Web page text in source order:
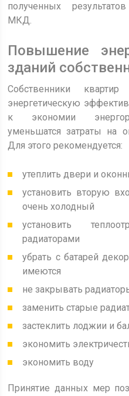
полученных
МКД.
Повышение
зданий
Собственники
энергетическую
к экономии
уменьшатся затраты на
Для этого рекомендуется:
утеплить двери и
установить вторую
очень холодный
установить
радиаторами
убрать с батарей
имеются
не закрывать
заменить старые
застеклить лоджии и
экономить
экономить воду
Принятие данных мер